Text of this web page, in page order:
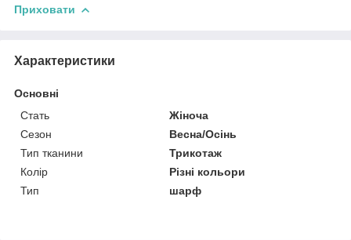
Приховати
Характеристики
Основні
Стать
Жіноча
Сезон
Весна/Осінь
Тип тканини
Трикотаж
Колір
Різні кольори
Тип
шарф